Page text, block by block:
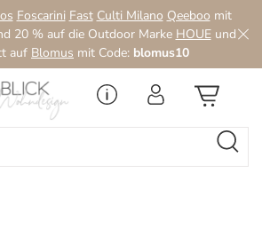
Foscarini Fast Culti Milano Qeeboo mit
20 % auf die Outdoor Marke HOUEund
auf Blomus mit Code: blomus10